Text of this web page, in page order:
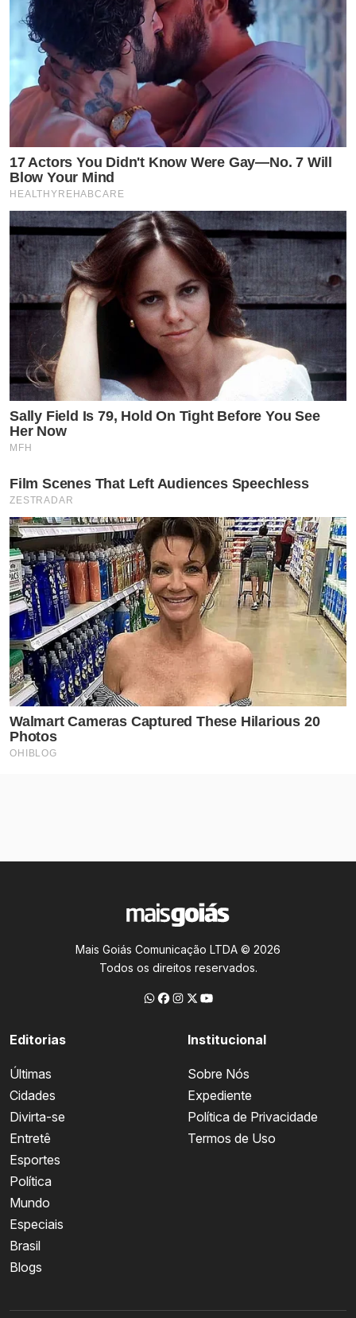
Mais Goiás Comunicação LTDA © 2026
Todos os direitos reservados.
Editorias
Últimas
Cidades
Divirta-se
Entretê
Esportes
Política
Mundo
Especiais
Brasil
Blogs
Institucional
Sobre Nós
Expediente
Política de Privacidade
Termos de Uso